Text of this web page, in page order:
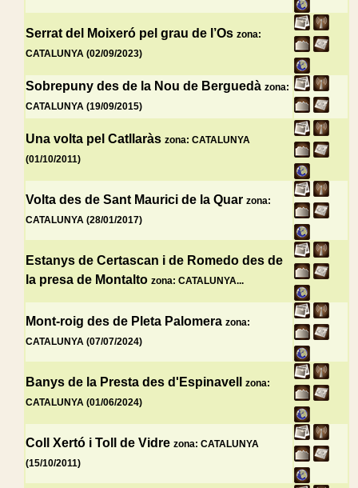
Serrat del Moixeró pel grau de l’Os zona:
CATALUNYA (02/09/2023)
Sobrepuny des de la Nou de Berguedà zona:
CATALUNYA (19/09/2015)
Una volta pel Catllaràs zona: CATALUNYA
(01/10/2011)
Volta des de Sant Maurici de la Quar zona:
CATALUNYA (28/01/2017)
Estanys de Certascan i de Romedo des de
la presa de Montalto zona: CATALUNYA...
Mont-roig des de Pleta Palomera zona:
CATALUNYA (07/07/2024)
Banys de la Presta des d'Espinavell
zona:
CATALUNYA (01/06/2024)
Coll Xertó i Toll de Vidre zona: CATALUNYA
(15/10/2011)